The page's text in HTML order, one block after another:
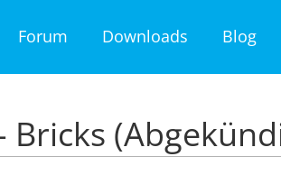
Forum Downloads Blog
Bricks